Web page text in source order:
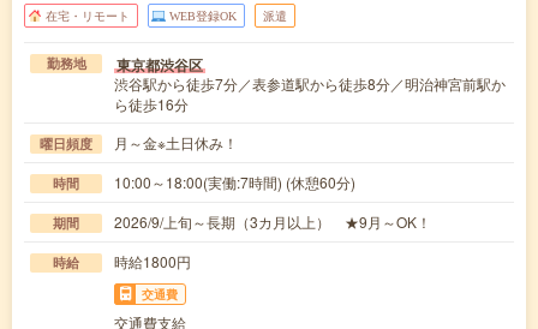
在宅・リモート WEB登録OK 派遣
勤務地 東京都渋谷区
渋谷駅から徒歩7分／表参道駅から徒歩8分／明治神宮前駅か
ら徒歩16分
曜日頻度 月～金※土日休み！
時間 10:00～18:00(実働:7時間) (休憩60分)
期間 2026/9/上旬～長期（3カ月以上） ★9月～OK！
時給 時給1800円
交通費
交通費支給